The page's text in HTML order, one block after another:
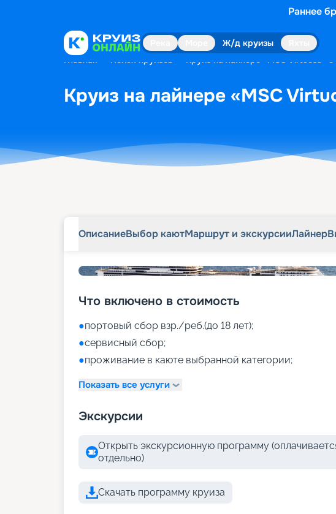
Раннее
Ж/д круизы
Главная Поиск круизов Круиз на лайнере «MSC Virtuosa»
Круиз на лайнере «MSC
ОписаниеВыбор каютМаршрут и экскурсииЛайнер
Что включено в стоимость
●портовый сбор взр./реб.(до 18 лет);
●сервисный сбор;
●проживание в каюте выбранной категории;
Показать все услуги
Экскурсии
Открыть экскурсионную программу
отдельно)
Скачать программу круиза